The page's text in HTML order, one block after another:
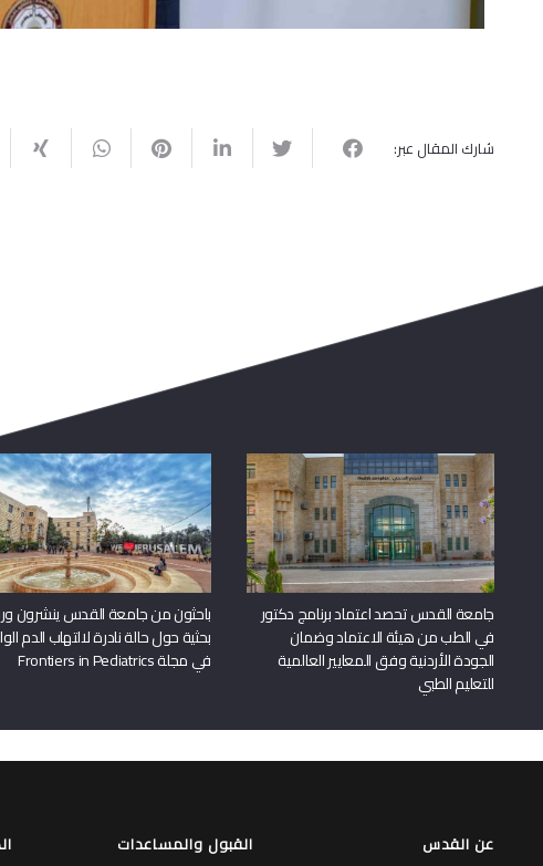
شارك المقال عبر:
جامعة القدس تحصد اعتماد برنامج دكتور
في الطب من هيئة الاعتماد وضمان
الجودة الأردنية وفق المعايير العالمية
للتعليم الطبي
باحثون من جامعة القدس ينشرون
بحثية حول حالة نادرة لالتهاب الدم
في مجلة Frontiers in Pediatrics
عن القدس
القبول والمساعدات